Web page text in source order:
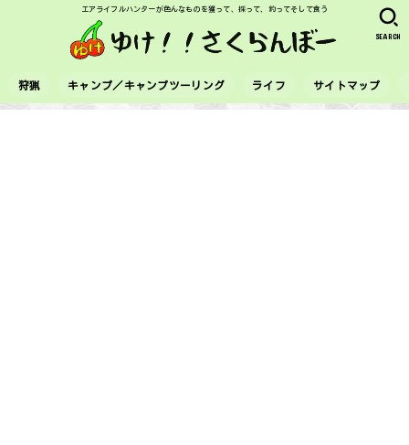
エアライフルハンターが色んなものを獲って、採って、釣ってそして食う
狩猟 キャンプ／キャンプツーリング ライフ サイトマップ
SEARCH